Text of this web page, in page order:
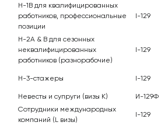
H-1B для квалифицированных
работников, профессиональные
позиции
I-129
H-2A & B для сезонных
неквалифицированных
работников (разнорабочие)
I-129
Н-3-стажеры I-129
Невесты и супруги (визы К) И-129Ф
Сотрудники международных
компаний (L визы)
I-129